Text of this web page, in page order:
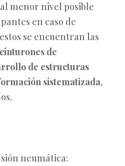
menor nivel posible
en caso de
se encuentran las
de
de estructuras
sistematizada,
neumática: